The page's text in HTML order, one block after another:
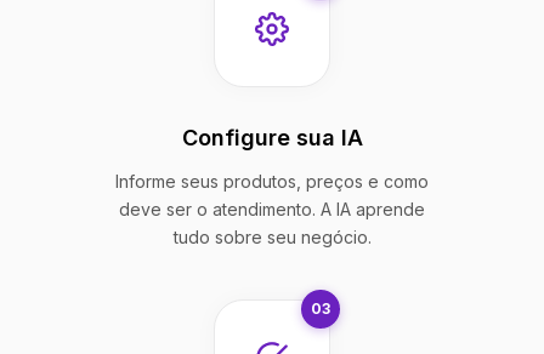
Configure sua IA
Informe seus produtos, preços e como
deve ser o atendimento. A IA aprende
tudo sobre seu negócio.
03